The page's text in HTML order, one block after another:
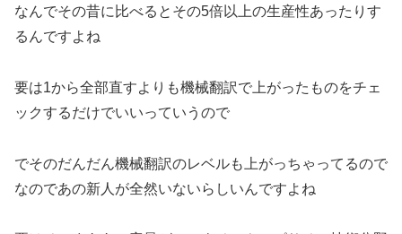
なんでその昔に比べるとその5倍以上の生産性あったりす
るんですよね
要は1から全部直すよりも機械翻訳で上がったものをチェ
ックするだけでいいっていうので
でそのだんだん機械翻訳のレベルも上がっちゃってるので
なのであの新人が全然いないらしいんですよね